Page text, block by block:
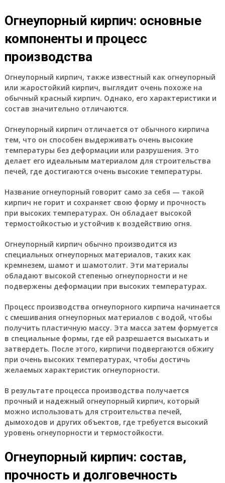
Огнеупорный кирпич: основные
компоненты и процесс
производства
Огнеупорный кирпич, также известный как огнеупорный
или жаростойкий кирпич, выглядит очень похоже на
обычный красный кирпич. Однако, его характеристики и
состав значительно отличаются.
Огнеупорный кирпич отличается от обычного кирпича
тем, что он способен выдерживать очень высокие
температуры без деформации или разрушения. Это
делает его идеальным материалом для строительства
печей, где достигаются очень высокие температуры.
Название огнеупорный говорит само за себя — такой
кирпич не горит и сохраняет свою форму и прочность
при высоких температурах. Он обладает высокой
термостойкостью и устойчив к воздействию огня.
Огнеупорный кирпич обычно производится из
специальных огнеупорных материалов, таких как
кремнезем, шамот и шамотолит. Эти материалы
обладают высокой степенью огнеупорности и не
подвержены деформации при высоких температурах.
Процесс производства огнеупорного кирпича начинается
с смешивания огнеупорных материалов с водой, чтобы
получить пластичную массу. Эта масса затем формуется
в специальные формы, где ей разрешается высыхать и
затвердеть. После этого, кирпичи подвергаются обжигу
при очень высоких температурах, чтобы достичь
желаемых характеристик огнеупорности.
В результате процесса производства получается
прочный и надежный огнеупорный кирпич, который
можно использовать для строительства печей,
дымоходов и других объектов, где требуется высокий
уровень огнеупорности и термостойкости.
Огнеупорный кирпич: состав,
прочность и долговечность